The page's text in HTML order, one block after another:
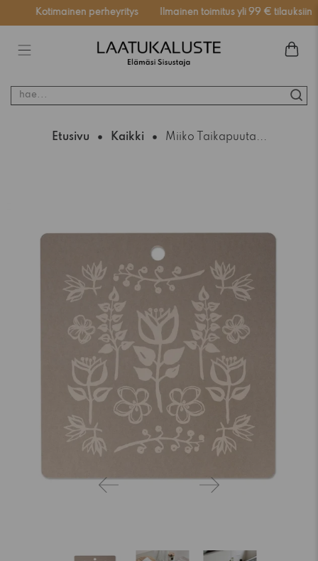
Kotimainen perheyritys Ilmainen toimitus yli 99 € tilauksiin
hae...
Etusivu Kaikki Miiko Taikapuuta...